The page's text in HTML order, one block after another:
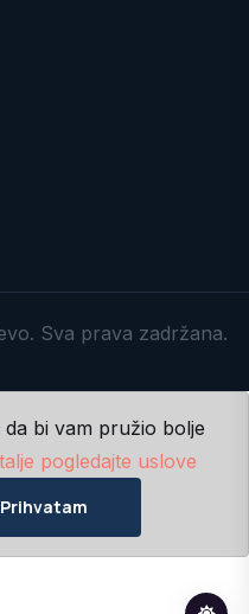
Sva prava zadržana.
da bi vam pružio bolje
pogledajte uslove
Prihvatam